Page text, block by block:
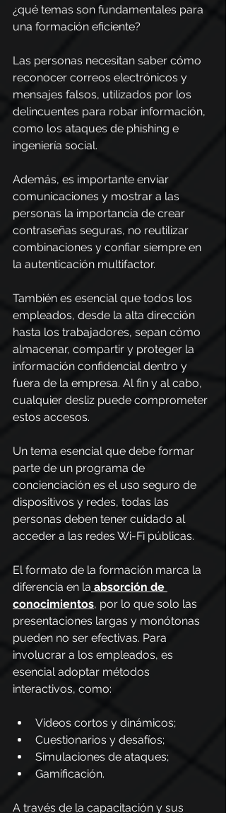
¿qué temas son fundamentales para
una formación eficiente?
Las personas necesitan saber cómo
reconocer correos electrónicos y
mensajes falsos, utilizados por los
delincuentes para robar información,
como los ataques de phishing e
ingeniería social.
Además, es importante enviar
comunicaciones y mostrar a las
personas la importancia de crear
contraseñas seguras, no reutilizar
combinaciones y confiar siempre en
la autenticación multifactor.
También es esencial que todos los
empleados, desde la alta dirección
hasta los trabajadores, sepan cómo
almacenar, compartir y proteger la
información confidencial dentro y
fuera de la empresa. Al fin y al cabo,
cualquier desliz puede comprometer
estos accesos.
Un tema esencial que debe formar
parte de un programa de
concienciación es el uso seguro de
dispositivos y redes, todas las
personas deben tener cuidado al
acceder a las redes Wi-Fi públicas.
El formato de la formación marca la
diferencia en la absorción de
conocimientos, por lo que solo las
presentaciones largas y monótonas
pueden no ser efectivas. Para
involucrar a los empleados, es
esencial adoptar métodos
interactivos, como:
Videos cortos y dinámicos;
Cuestionarios y desafíos;
Simulaciones de ataques;
Gamificación.
A través de la capacitación y sus